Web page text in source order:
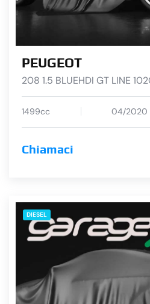
PEUGEOT
208 1.5 BLUEHDI GT LINE
1499cc 04/2020
Chiamaci
DIESEL